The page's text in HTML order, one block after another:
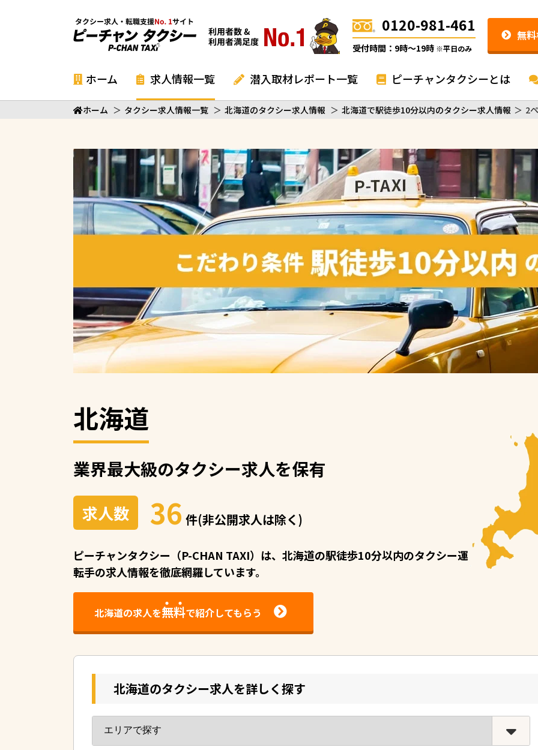
0120-981-461
受付時間：9時〜19時 ※平日のみ
無
ホーム 求人情報一覧 潜入取材レポート一覧 ピーチャンタクシーとは
ホーム ＞ タクシー求人情報一覧 ＞ 北海道のタクシー求人情報 ＞ 北海道で駅徒歩10分以内のタクシー求人情報 ＞ 2
北海道
業界最大級のタクシー求人を保有
求人数 36 件(非公開求人は除く)
ピーチャンタクシー（P-CHAN TAXI）は、北海道の駅徒歩10分以内のタクシー運
転手の求人情報を徹底網羅しています。
北海道の求人を無料で紹介してもらう
北海道のタクシー求人を詳しく探す